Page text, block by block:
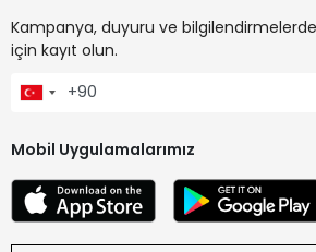
Kampanya, duyuru ve
için kayıt olun.
Mobil Uygulamalarımız